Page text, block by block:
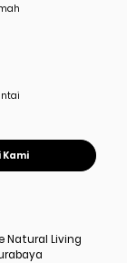
Kami
Natural Living